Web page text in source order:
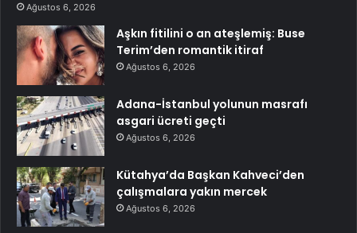
Ağustos 6, 2026
Aşkın fitilini o an ateşlemiş: Buse
Terim’den romantik itiraf
Ağustos 6, 2026
Adana-İstanbul yolunun masrafı
asgari ücreti geçti
Ağustos 6, 2026
Kütahya’da Başkan Kahveci’den
çalışmalara yakın mercek
Ağustos 6, 2026